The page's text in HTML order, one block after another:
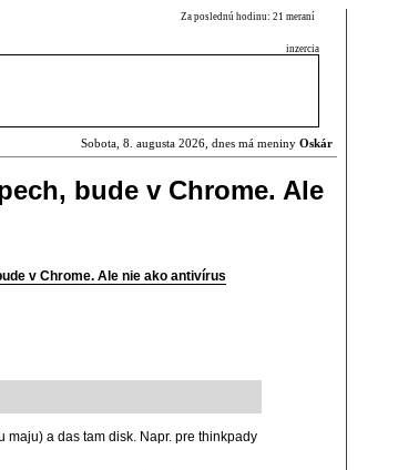
Za poslednú hodinu: 21 meraní
inzercia
Sobota, 8. augusta 2026, dnes má meniny Oskár
bude v Chrome. Ale
v Chrome. Ale nie ako antivírus
a das tam disk. Napr. pre thinkpady